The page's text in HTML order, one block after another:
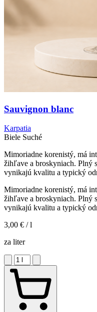
Sauvignon blanc
Karpatia
Biele Suché
Mimoriadne korenistý, má
žihľave a broskyniach. Plný
vynikajú kvalitu a typický
Mimoriadne korenistý, má
žihľave a broskyniach. Plný
vynikajú kvalitu a typický
3,00 € / l
za liter